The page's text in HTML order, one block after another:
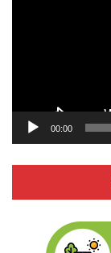
00:00